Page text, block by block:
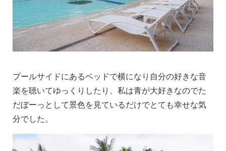
プールサイドにあるベッドで横になり自分の好きな音
楽を聴いてゆっくりしたり、私は青が大好きなのでた
だぼーっとして景色を見ているだけでとても幸せな気
分でした。